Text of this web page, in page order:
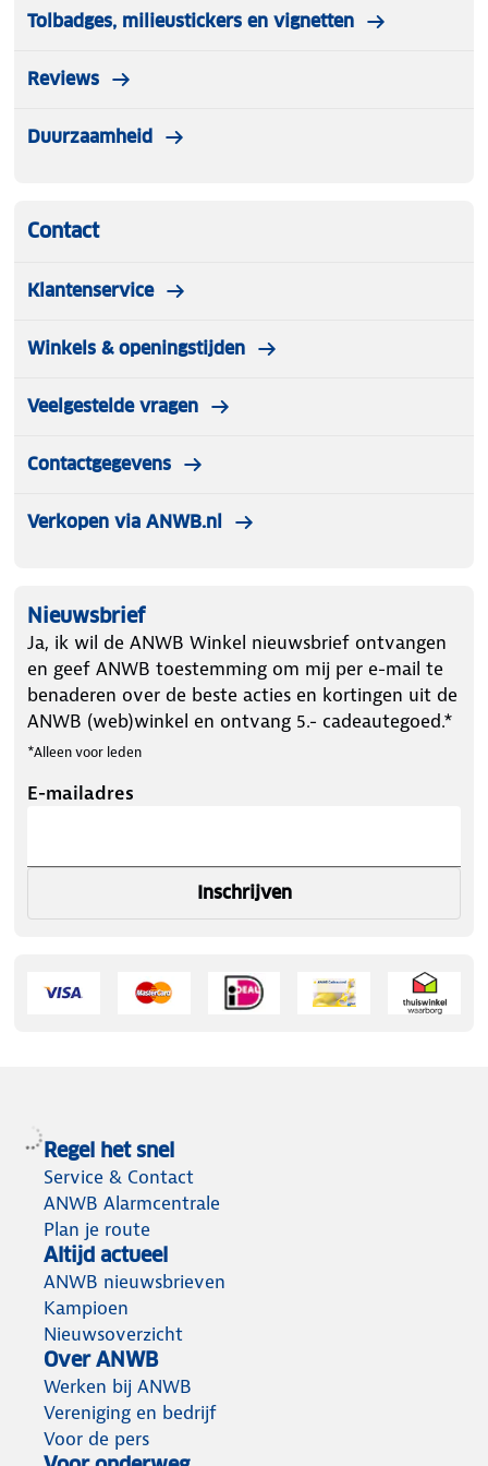
Duurzaam:Vervaardigd uit 100% gerecycled
Tolbadges, milieustickers en vignetten
Reviews
Duurzaamheid
Contact
Klantenservice
Winkels & openingstijden
Veelgestelde vragen
Contactgegevens
Verkopen via ANWB.nl
Nieuwsbrief
Ja, ik wil de ANWB Winkel nieuwsbrief ontvangen
en geef ANWB toestemming om mij per e-mail te
benaderen over de beste acties en kortingen uit de
ANWB (web)winkel en ontvang 5.- cadeautegoed.*
*Alleen voor leden
E-mailadres
Inschrijven
Regel het snel
Service & Contact
ANWB Alarmcentrale
Plan je route
Altijd actueel
ANWB nieuwsbrieven
Kampioen
Nieuwsoverzicht
Over ANWB
Werken bij ANWB
Vereniging en bedrijf
Voor de pers